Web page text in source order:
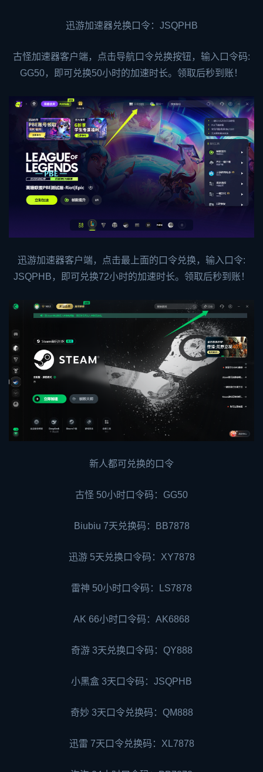
迅游加速器兑换口令：JSQPHB
古怪加速器客户端，点击导航口令兑换按钮，输入口令码:
GG50，即可兑换50小时的加速时长。领取后秒到账！
迅游加速器客户端，点击最上面的口令兑换，输入口令:
JSQPHB，即可兑换72小时的加速时长。领取后秒到账！
新人都可兑换的口令
古怪 50小时口令码：GG50
Biubiu 7天兑换码：BB7878
迅游 5天兑换口令码：XY7878
雷神 50小时口令码：LS7878
AK 66小时口令码：AK6868
奇游 3天兑换口令码：QY888
小黑盒 3天口令码：JSQPHB
奇妙 3天口令兑换码：QM888
迅雷 7天口令兑换码：XL7878